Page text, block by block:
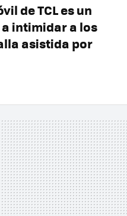
de TCL es un
intimidar a los
asistida por